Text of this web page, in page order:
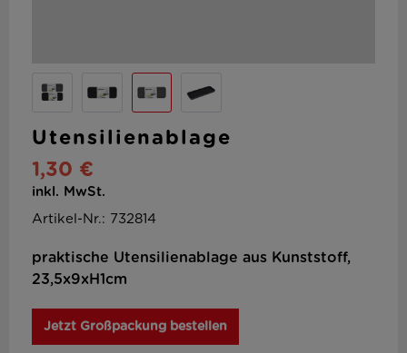
Utensilienablage
1,30 €
inkl. MwSt.
Artikel-Nr.: 732814
praktische Utensilienablage aus Kunststoff,
23,5x9xH1cm
Jetzt Großpackung bestellen